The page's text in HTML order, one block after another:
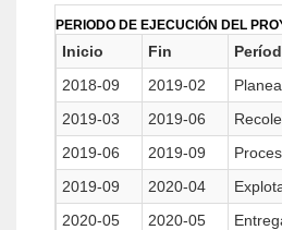
PERIODO DE EJECUCIÓN DEL
Inicio Fin
2018-09
2019-02
2019-03
2019-06
2019-06
2019-09
2019-09
2020-04
2020-05
2020-05